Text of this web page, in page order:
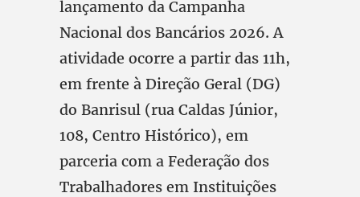
lançamento da Campanha
Nacional dos Bancários 2026. A
atividade ocorre a partir das 11h,
em frente à Direção Geral (DG)
do Banrisul (rua Caldas Júnior,
108, Centro Histórico), em
parceria com a Federação dos
Trabalhadores em Instituições